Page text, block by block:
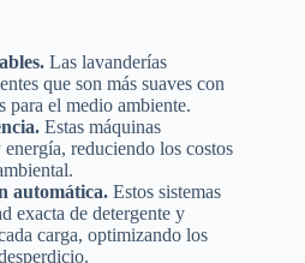
Las lavanderías
que son más suaves con
para el medio ambiente.
Estas máquinas
reduciendo los costos
automática. Estos sistemas
exacta de detergente y
carga, optimizando los